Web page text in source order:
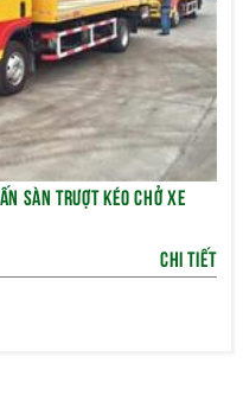
SÀN TRƯỢT KÉO CHỞ XE
CHI TIẾT